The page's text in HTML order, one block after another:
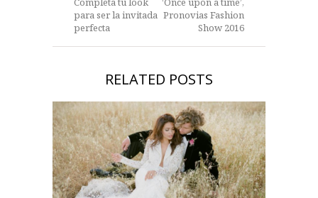
para ser la invitada
perfecta
Pronovias Fashion
Show 2016
RELATED POSTS